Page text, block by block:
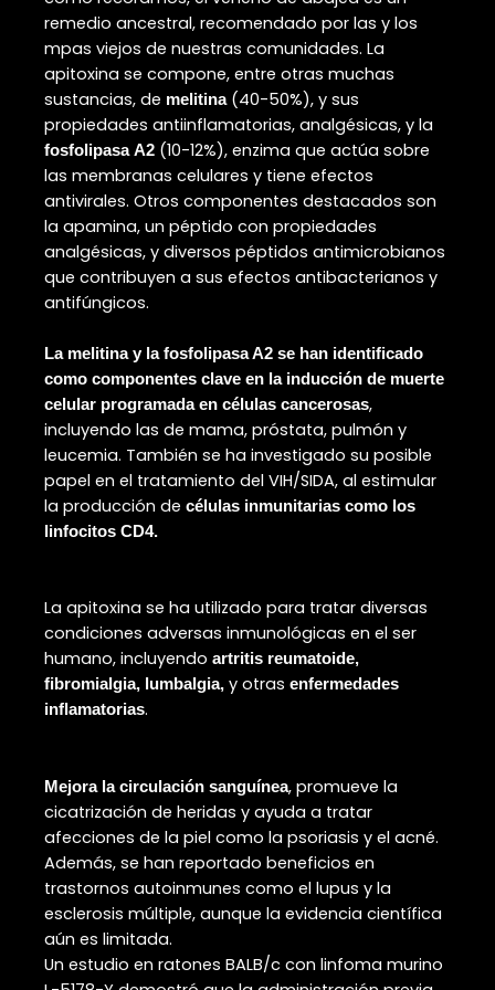
remedio ancestral, recomendado por las y los
mpas viejos de nuestras comunidades. La
apitoxina se compone, entre otras muchas
sustancias, de melitina(40-50%), y sus
propiedades antiinflamatorias, analgésicas, y la
fosfolipasa A2 (10-12%), enzima que actúa sobre
las membranas celulares y tiene efectos
antivirales. Otros componentes destacados son
la apamina, un péptido con propiedades
analgésicas, y diversos péptidos antimicrobianos
que contribuyen a sus efectos antibacterianos y
antifúngicos.
La melitina y la fosfolipasa A2 se han identificado
como componentes clave en la inducción de muerte
celular programada en células cancerosas,
incluyendo las de mama, próstata, pulmón y
leucemia. También se ha investigado su posible
papel en el tratamiento del VIH/SIDA, al estimular
la producción de células inmunitarias como los
linfocitos CD4.
La apitoxina se ha utilizado para tratar diversas
condiciones adversas inmunológicas en el ser
humano, incluyendo artritis reumatoide,
fibromialgia, lumbalgia, y otras enfermedades
inflamatorias.
Mejora la circulación sanguínea, promueve la
cicatrización de heridas y ayuda a tratar
afecciones de la piel como la psoriasis y el acné.
Además, se han reportado beneficios en
trastornos autoinmunes como el lupus y la
esclerosis múltiple, aunque la evidencia científica
aún es limitada.
Un estudio en ratones BALB/c con linfoma murino